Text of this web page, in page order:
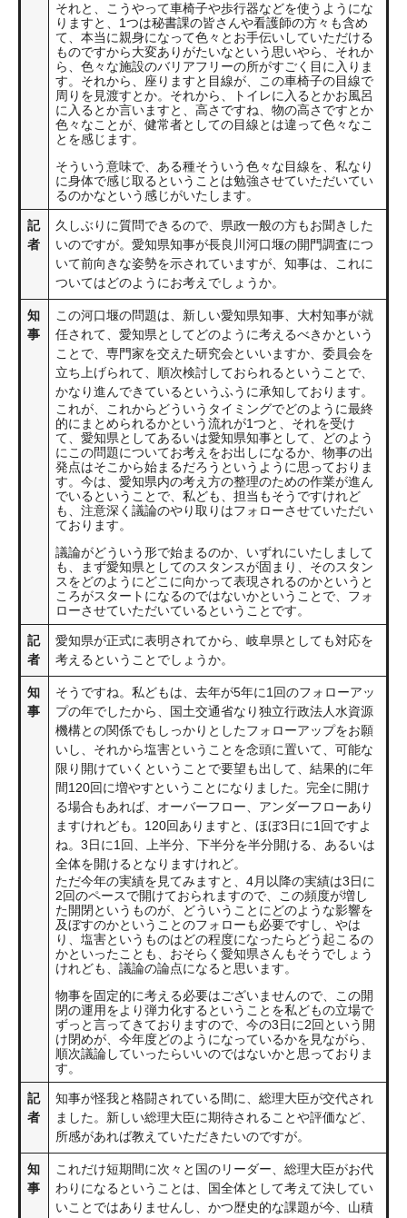
それと、こうやって車椅子や歩行器などを使うようにな
りますと、1つは秘書課の皆さんや看護師の方々も含め
て、本当に親身になって色々とお手伝いしていただける
ものですから大変ありがたいなという思いやら、それか
ら、色々な施設のバリアフリーの所がすごく目に入りま
す。それから、座りますと目線が、この車椅子の目線で
周りを見渡すとか。それから、トイレに入るとかお風呂
に入るとか言いますと、高さですね、物の高さですとか
色々なことが、健常者としての目線とは違って色々なこ
とを感じます。
そういう意味で、ある種そういう色々な目線を、私なり
に身体で感じ取るということは勉強させていただいてい
るのかなという感じがいたします。
記
者
久しぶりに質問できるので、県政一般の方もお聞きした
いのですが。愛知県知事が長良川河口堰の開門調査につ
いて前向きな姿勢を示されていますが、知事は、これに
ついてはどのようにお考えでしょうか。
知
事
この河口堰の問題は、新しい愛知県知事、大村知事が就
任されて、愛知県としてどのように考えるべきかという
ことで、専門家を交えた研究会といいますか、委員会を
立ち上げられて、順次検討しておられるということで、
かなり進んできているというふうに承知しております。
これが、これからどういうタイミングでどのように最終
的にまとめられるかという流れが1つと、それを受け
て、愛知県としてあるいは愛知県知事として、どのよう
にこの問題についてお考えをお出しになるか、物事の出
発点はそこから始まるだろうというように思っておりま
す。今は、愛知県内の考え方の整理のための作業が進ん
でいるということで、私ども、担当もそうですけれど
も、注意深く議論のやり取りはフォローさせていただい
ております。
議論がどういう形で始まるのか、いずれにいたしまして
も、まず愛知県としてのスタンスが固まり、そのスタン
スをどのようにどこに向かって表現されるのかというと
ころがスタートになるのではないかということで、フォ
ローさせていただいているということです。
記
者
愛知県が正式に表明されてから、岐阜県としても対応を
考えるということでしょうか。
知
事
そうですね。私どもは、去年が5年に1回のフォローアッ
プの年でしたから、国土交通省なり独立行政法人水資源
機構との関係でもしっかりとしたフォローアップをお願
いし、それから塩害ということを念頭に置いて、可能な
限り開けていくということで要望も出して、結果的に年
間120回に増やすということになりました。完全に開け
る場合もあれば、オーバーフロー、アンダーフローあり
ますけれども。120回ありますと、ほぼ3日に1回ですよ
ね。3日に1回、上半分、下半分を半分開ける、あるいは
全体を開けるとなりますけれど。
ただ今年の実績を見てみますと、4月以降の実績は3日に
2回のペースで開けておられますので、この頻度が増し
た開閉というものが、どういうことにどのような影響を
及ぼすのかということのフォローも必要ですし、やは
り、塩害というものはどの程度になったらどう起こるの
かといったことも、おそらく愛知県さんもそうでしょう
けれども、議論の論点になると思います。
物事を固定的に考える必要はございませんので、この開
閉の運用をより弾力化するということを私どもの立場で
ずっと言ってきておりますので、今の3日に2回という開
け閉めが、今年度どのようになっているかを見ながら、
順次議論していったらいいのではないかと思っておりま
す。
記
者
知事が怪我と格闘されている間に、総理大臣が交代され
ました。新しい総理大臣に期待されることや評価など、
所感があれば教えていただきたいのですが。
知
事
これだけ短期間に次々と国のリーダー、総理大臣がお代
わりになるということは、国全体として考えて決してい
いことではありませんし、かつ歴史的な課題が今、山積